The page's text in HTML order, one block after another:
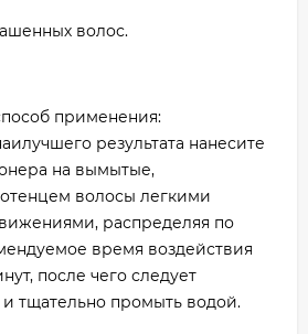
волос.
применения:
результата нанесите
на вымытые,
волосы легкими
распределяя по
время воздействия
после чего следует
и тщательно промыть водой.